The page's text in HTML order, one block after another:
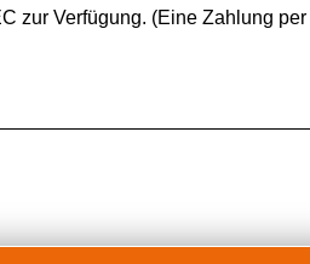
zur Verfügung. (Eine Zahlung